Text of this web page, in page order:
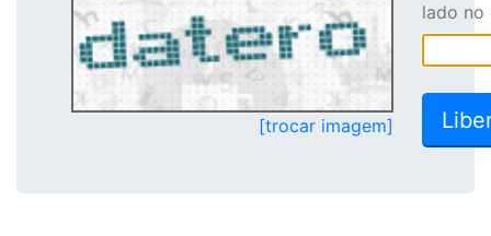
[trocar imagem]
lado no